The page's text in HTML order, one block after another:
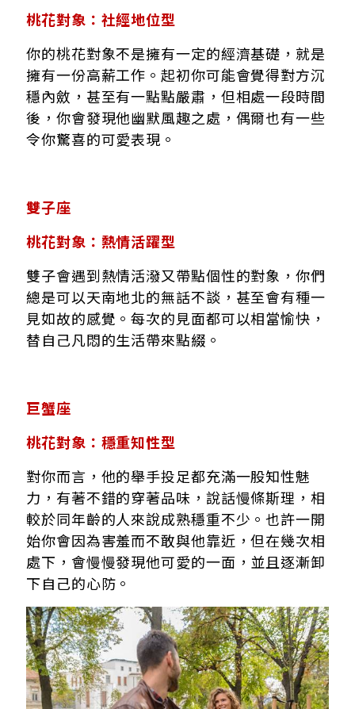
桃花對象：社經地位型
你的桃花對象不是擁有一定的經濟基礎，就是
擁有一份高薪工作。起初你可能會覺得對方沉
穩內斂，甚至有一點點嚴肅，但相處一段時間
後，你會發現他幽默風趣之處，偶爾也有一些
令你驚喜的可愛表現。
雙子座
桃花對象：熱情活躍型
雙子會遇到熱情活潑又帶點個性的對象，你們
總是可以天南地北的無話不談，甚至會有種一
見如故的感覺。每次的見面都可以相當愉快，
替自己凡悶的生活帶來點綴。
巨蟹座
桃花對象：穩重知性型
對你而言，他的舉手投足都充滿一股知性魅
力，有著不錯的穿著品味，說話慢條斯理，相
較於同年齡的人來說成熟穩重不少。也許一開
始你會因為害羞而不敢與他靠近，但在幾次相
處下，會慢慢發現他可愛的一面，並且逐漸卸
下自己的心防。